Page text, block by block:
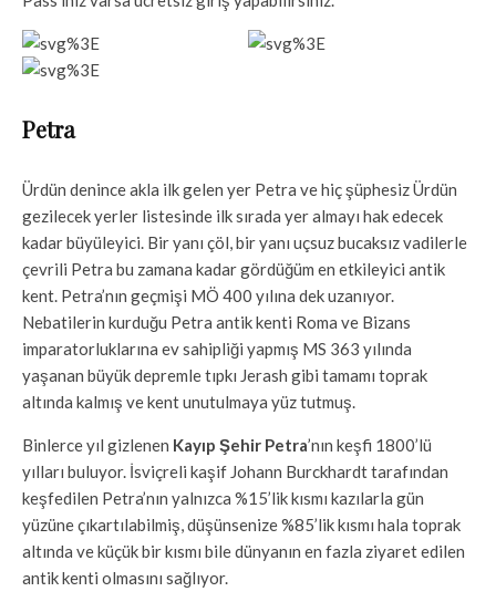
Petra
Ürdün denince akla ilk gelen yer Petra ve hiç şüphesiz Ürdün
gezilecek yerler listesinde ilk sırada yer almayı hak edecek
kadar büyüleyici. Bir yanı çöl, bir yanı uçsuz bucaksız vadilerle
çevrili Petra bu zamana kadar gördüğüm en etkileyici antik
kent. Petra’nın geçmişi MÖ 400 yılına dek uzanıyor.
Nebatilerin kurduğu Petra antik kenti Roma ve Bizans
imparatorluklarına ev sahipliği yapmış MS 363 yılında
yaşanan büyük depremle tıpkı Jerash gibi tamamı toprak
altında kalmış ve kent unutulmaya yüz tutmuş.
Binlerce yıl gizlenen Kayıp Şehir Petra’nın keşfi 1800’lü
yılları buluyor. İsviçreli kaşif Johann Burckhardt tarafından
keşfedilen Petra’nın yalnızca %15’lik kısmı kazılarla gün
yüzüne çıkartılabilmiş, düşünsenize %85’lik kısmı hala toprak
altında ve küçük bir kısmı bile dünyanın en fazla ziyaret edilen
antik kenti olmasını sağlıyor.